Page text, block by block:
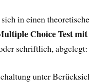
in einen
Choice Test
schriftlich, abgelegt:
unter